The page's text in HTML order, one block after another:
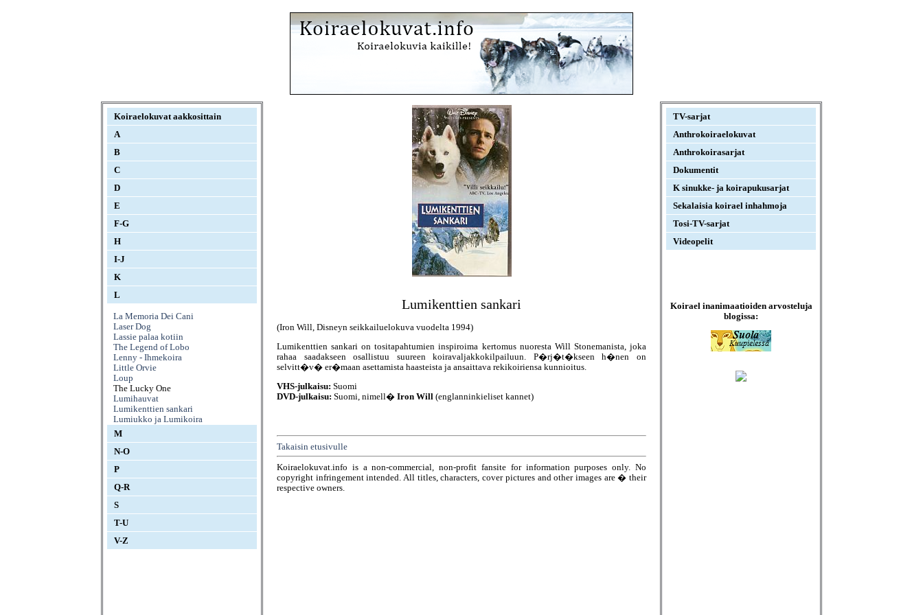
Koiraelokuvat aakkosittain
A
B
C
D
E
F-G
H
I-J
K
L
La Memoria Dei Cani
Laser Dog
Lassie palaa kotiin
The Legend of Lobo
Lenny - Ihmekoira
Little Orvie
Loup
The Lucky One
Lumihauvat
Lumikenttien sankari
Lumiukko ja Lumikoira
M
N-O
P
Q-R
S
T-U
V-Z
TV-sarjat
Anthrokoiraelokuvat
Anthrokoirasarjat
Dokumentit
K sinukke- ja koirapukusarjat
Sekalaisia koirael inhahmoja
Tosi-TV-sarjat
Videopelit
Koirael inanimaatioiden arvosteluja
blogissa:
Lumikenttien sankari
(Iron Will, Disneyn seikkailuelokuva vuodelta 1994)
Lumikenttien sankari on tositapahtumien inspiroima kertomus nuoresta Will Stonemanista, joka
rahaa saadakseen osallistuu suureen koiravaljakkokilpailuun. P�rj�t�kseen h�nen on
selvitt�v� er�maan asettamista haasteista ja ansaittava rekikoiriensa kunnioitus.
VHS-julkaisu: Suomi
DVD-julkaisu: Suomi, nimell� Iron Will (englanninkieliset kannet)
Takaisin etusivulle
Koiraelokuvat.info is a non-commercial, non-profit fansite for information purposes only. No
copyright infringement intended. All titles, characters, cover pictures and other images are � their
respective owners.